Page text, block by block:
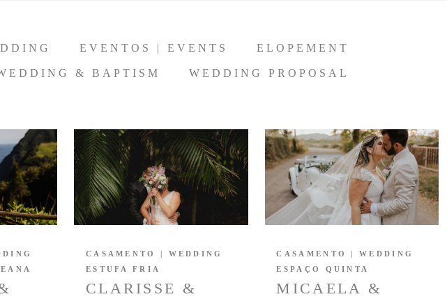
EVENTOS | EVENTS ELOPEMENT
& BAPTISM WEDDING PROPOSAL
CLARISSE &
CASAMENTO | WEDDING
ESTUFA FRIA
MICAELA &
CASAMENTO | WEDDING
ESPAÇO QUINTA